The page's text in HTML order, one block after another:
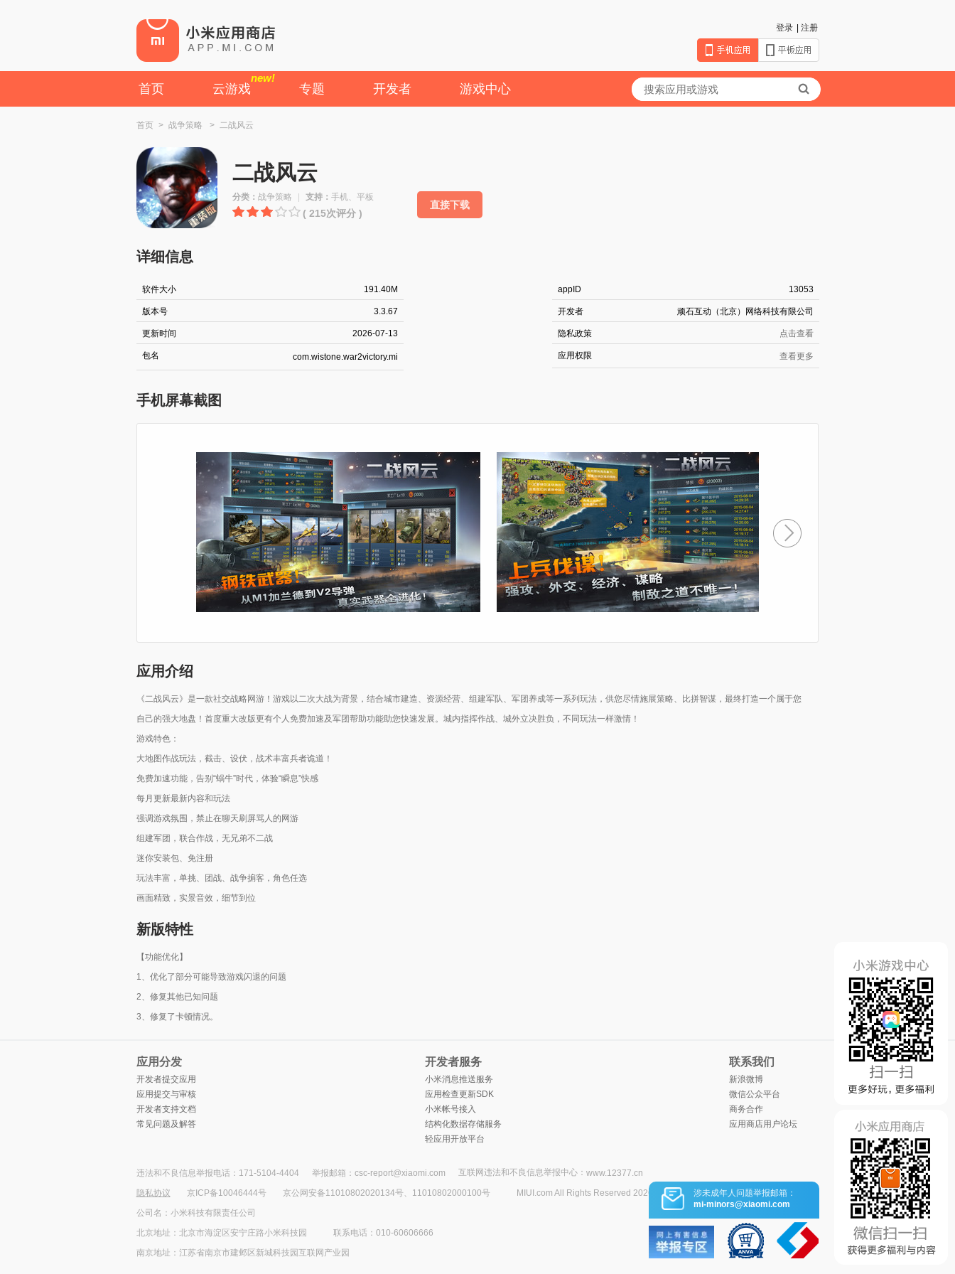
注册
登录
首页 云游戏
new!
专题 开发者 游戏中心
首页 > 战争策略 > 二战风云
二战风云
分类： 战争策略 支持： 手机、平板
( 215次评分 )
直接下载
详细信息
软件大小 191.40M appID 13053
版本号 3.3.67 开发者 顽石互动（北京）网络科技有限公司
更新时间 2026-07-13 隐私政策 点击查看
包名 com.wistone.war2victory.mi 应用权限 查看更多
手机屏幕截图
应用介绍
《二战风云》是一款社交战略网游！游戏以二次大战为背景，结合城市建造、资源经营、组建军队、军团养成等一系列玩法，供您尽情施展策略、比拼智谋，最终打造一个属于您
自己的强大地盘！首度重大改版更有个人免费加速及军团帮助功能助您快速发展。城内指挥作战、城外立决胜负，不同玩法一样激情！
游戏特色：
大地图作战玩法，截击、设伏，战术丰富兵者诡道！
免费加速功能，告别“蜗牛”时代，体验“瞬息”快感
每月更新最新内容和玩法
强调游戏氛围，禁止在聊天刷屏骂人的网游
组建军团，联合作战，无兄弟不二战
迷你安装包、免注册
玩法丰富，单挑、团战、战争掮客，角色任选
画面精致，实景音效，细节到位
新版特性
【功能优化】
1、优化了部分可能导致游戏闪退的问题
2、修复其他已知问题
3、修复了卡顿情况。
应用分发
开发者提交应用
应用提交与审核
开发者支持文档
常见问题及解答
开发者服务
小米消息推送服务
应用检查更新SDK
小米帐号接入
结构化数据存储服务
轻应用开放平台
联系我们
新浪微博
微信公众平台
商务合作
应用商店用户论坛
违法和不良信息举报电话：171-5104-4404 举报邮箱：csc-report@xiaomi.com 互联网违法和不良信息举报中心： www.12377.cn
隐私协议
京ICP备10046444号 京公网安备11010802020134号、11010802000100号
MIUI.com All Rights Reserved 2026
公司名：小米科技有限责任公司
北京地址：北京市海淀区安宁庄路小米科技园
联系电话：010-60606666
南京地址：江苏省南京市建邺区新城科技园互联网产业园
涉未成年人问题举报邮箱：
mi-minors@xiaomi.com